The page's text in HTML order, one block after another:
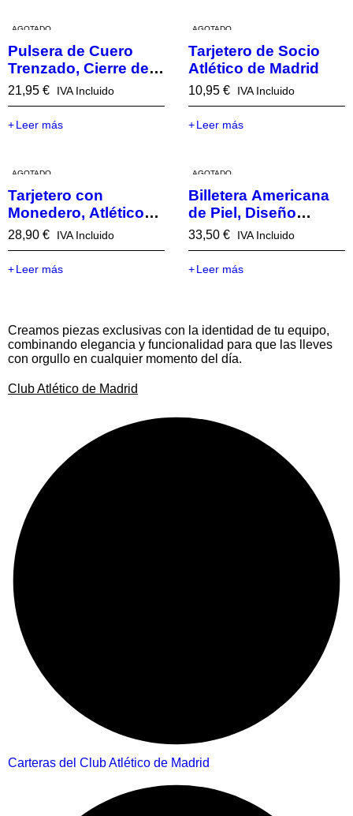
AGOTADO
Pulsera de Cuero
Trenzado, Cierre de
Acero Cromado,
Atlético de Madrid
21,95 € IVA Incluido
Leer más
AGOTADO
Tarjetero de Socio
Atlético de Madrid
10,95 € IVA Incluido
Leer más
AGOTADO
Tarjetero con
Monedero, Atlético
de Madrid
28,90 € IVA Incluido
Leer más
AGOTADO
Billetera Americana
de Piel, Diseño
Franja roja Atlético
de Madrid
33,50 € IVA Incluido
Leer más
Creamos piezas exclusivas con la identidad de tu equipo,
combinando elegancia y funcionalidad para que las lleves
con orgullo en cualquier momento del día.
Club Atlético de Madrid
Carteras del Club Atlético de Madrid